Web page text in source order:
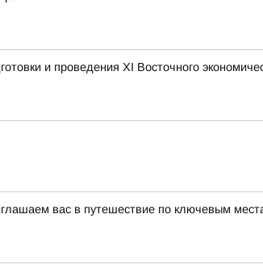
и проведения XI Восточного
вас в путешествие по ключевым